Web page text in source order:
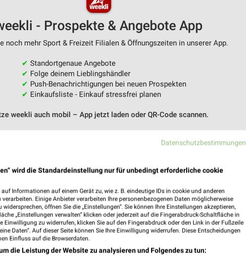
- Prospekte & Angebote App
noch mehr Sport & Freizeit Filialen & Öffnungszeiten in unserer App.
✔ Standortgenaue Angebote
✔ Folge deinem Lieblingshändler
✔ Push-Benachrichtigungen bei neuen Prospekten
✔ Einkaufsliste - Einkauf stressfrei planen
weekli auch mobil – App jetzt laden oder QR-Code scannen.
Datenschutzbestimmungen
wird die Standardeinstellung nur für unbedingt erforderliche cookie
Informationen auf einem Gerät zu, wie z. B. eindeutige IDs in cookie und anderen
Einige Anbieter verarbeiten Ihre personenbezogenen Daten möglicherweise
öffnen Sie die „Einstellungen“. Sie können Ihre Einstellungen akzeptieren,
„Einstellungen verwalten“ klicken oder jederzeit auf die Fingerabdruck-Schaltfläche in
Einwilligung zu widerrufen, klicken Sie auf den Fingerabdruck oder den Link in der Fußzeile
Daten“. Auf dieser Seite können Sie Ihre Einwilligung widerrufen. Diese Entscheidungen
Einfluss auf die Browserdaten.
die Leistung der Website zu analysieren und Folgendes zu tun: